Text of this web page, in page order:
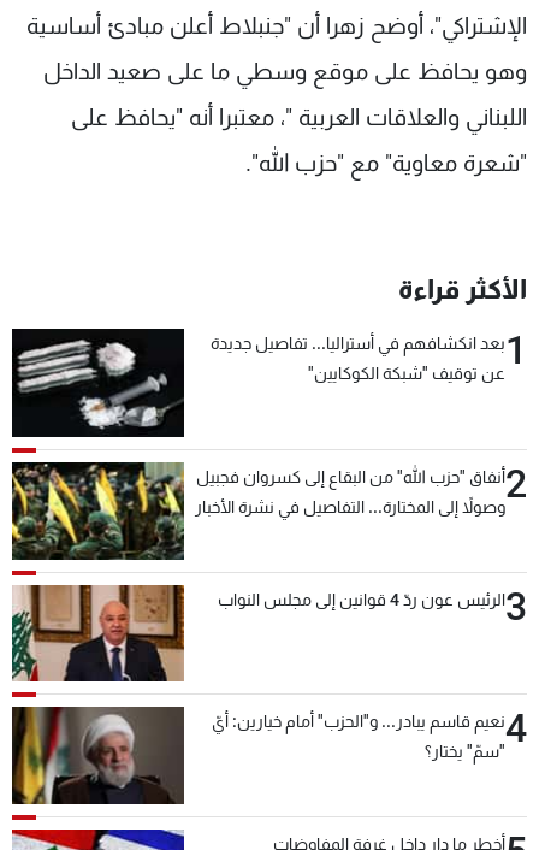
الإشتراكي"، أوضح زهرا أن "جنبلاط أعلن مبادئ أساسية
وهو يحافظ على موقع وسطي ما على صعيد الداخل
اللبناني والعلاقات العربية "، معتبرا أنه "يحافظ على
"شعرة معاوية" مع "حزب الله".
الأكثر قراءة
1بعد انكشافهم في أستراليا... تفاصيل جديدة
عن توقيف "شبكة الكوكايين"
2أنفاق "حزب الله" من البقاع إلى كسروان فجبيل
وصولاً إلى المختارة... التفاصيل في نشرة الأخبار
3الرئيس عون ردّ 4 قوانين إلى مجلس النواب
4نعيم قاسم يبادر... و"الحزب" أمام خيارين: أيّ
"سمّ" يختار؟
أخطر ما دار داخل غرفة المفاوضات